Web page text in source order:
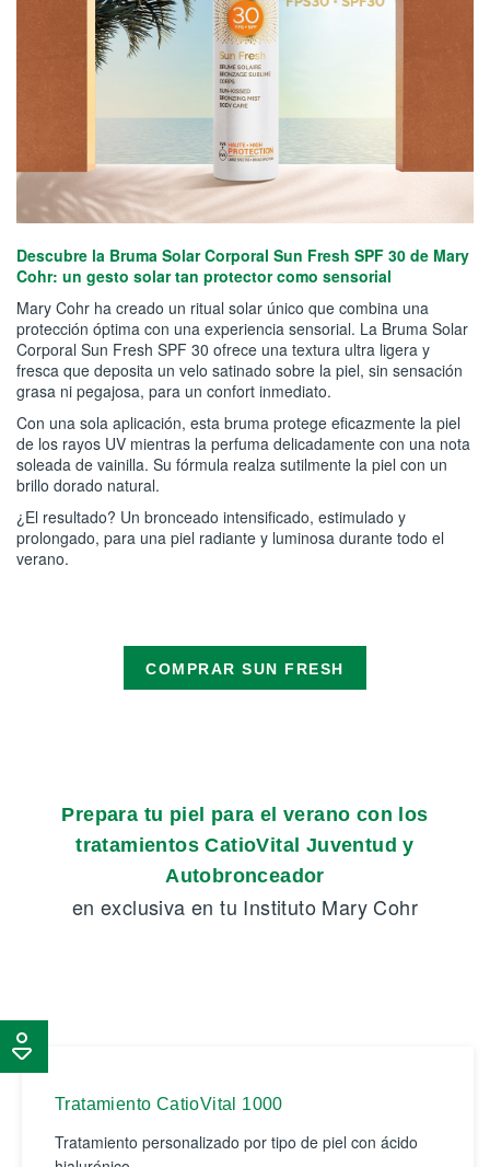
Descubre la Bruma Solar Corporal Sun Fresh SPF 30 de Mary
Cohr: un gesto solar tan protector como sensorial
Mary Cohr ha creado un ritual solar único que combina una
protección óptima con una experiencia sensorial. La Bruma Solar
Corporal Sun Fresh SPF 30 ofrece una textura ultra ligera y
fresca que deposita un velo satinado sobre la piel, sin sensación
grasa ni pegajosa, para un confort inmediato.
Con una sola aplicación, esta bruma protege eficazmente la piel
de los rayos UV mientras la perfuma delicadamente con una nota
soleada de vainilla. Su fórmula realza sutilmente la piel con un
brillo dorado natural.
¿El resultado? Un bronceado intensificado, estimulado y
prolongado, para una piel radiante y luminosa durante todo el
verano.
COMPRAR SUN FRESH
Prepara tu piel para el verano con los
tratamientos CatioVital Juventud y
Autobronceador
en exclusiva en tu Instituto Mary Cohr
Tratamiento CatioVital 1000
Tratamiento personalizado por tipo de piel con ácido